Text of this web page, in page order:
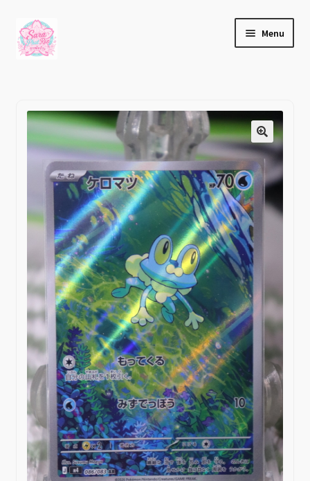
Skip
to
navigation
Skip
to
content
Menu
บล็อก
ติดต่อเรา
บัญชีของฉัน
เช็คเอาท์
วิธีแจ้งชำระเงิน
Home เคโรมัตซึ (ケロマツ) Froakie (AR)